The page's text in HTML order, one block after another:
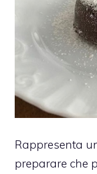
Rappresenta
preparare che